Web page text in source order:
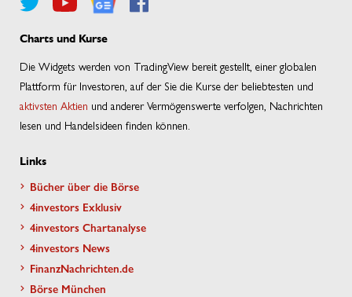
Charts und Kurse
Die Widgets werden von TradingView bereit gestellt, einer globalen
Plattform für Investoren, auf der Sie die Kurse der beliebtesten und
aktivsten Aktien und anderer Vermögenswerte verfolgen, Nachrichten
lesen und Handelsideen finden können.
Links
Bücher über die Börse
4investors Exklusiv
4investors Chartanalyse
4investors News
FinanzNachrichten.de
Börse München